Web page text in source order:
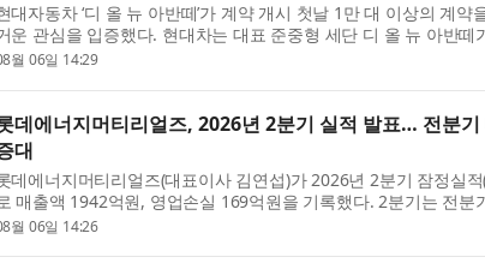
대자동차 ‘디 올 뉴 아반떼’가 계약 개시 첫날 1만 대 이상의 계약
운 관심을 입증했다. 현대차는 대표 준중형 세단 디 올 뉴 아반떼
날 총 1만1094대의 계약을 기록했다고 6일 밝혔다. 이는 2020년
월 06일 14:29
데에너지머티리얼즈, 2026년 2분기 실적 발표… 전분기
대
데에너지머티리얼즈(대표이사 김연섭)가 2026년 2분기 잠정실
매출액 1942억원, 영업손실 169억원을 기록했다. 2분기는 전분
게 상승한 점이 가장 큰 개선 포인트다. 부채비율은 31.5%, 차입
월 06일 14:26